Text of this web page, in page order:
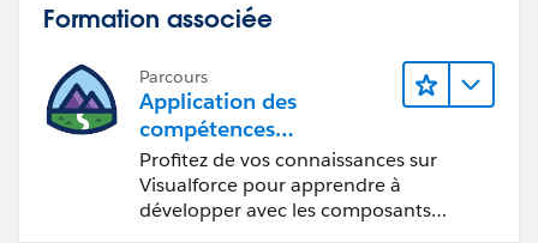
Formation associée
Parcours
Application des
compétences
Visualforce aux
composants Lightning
Profitez de vos connaissances sur
Visualforce pour apprendre à
développer avec les composants